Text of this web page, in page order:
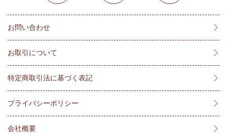
お問い合わせ
お取引について
特定商取引法に基づく表記
プライバシーポリシー
会社概要